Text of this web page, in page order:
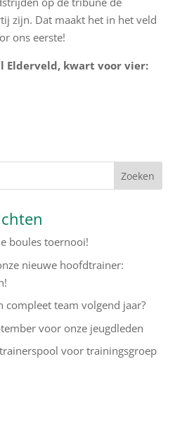
zijn. Dat maakt het in het veld
ons eerste!
Elderveld, kwart voor vier:
boules toernooi!
nieuwe hoofdtrainer:
compleet team volgend jaar?
voor onze jeugdleden
voor trainingsgroep